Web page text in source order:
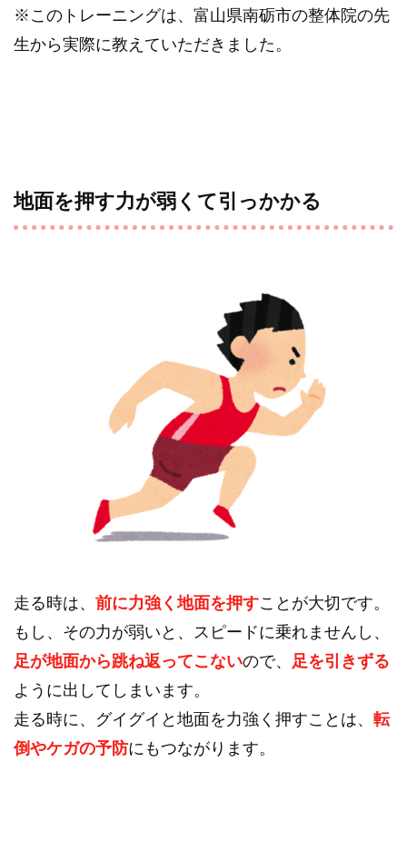
※このトレーニングは、富山県南砺市の整体院の先
生から実際に教えていただきました。
地面を押す力が弱くて引っかかる
走る時は、 前に力強く地面を押すことが大切です。
もし、その力が弱いと、スピードに乗れませんし、
足が地面から跳ね返ってこないので、 足を引きずる
ように出してしまいます。
走る時に、グイグイと地面を力強く押すことは、 転
倒やケガの予防にもつながります。